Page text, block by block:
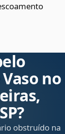
no
obstruído na